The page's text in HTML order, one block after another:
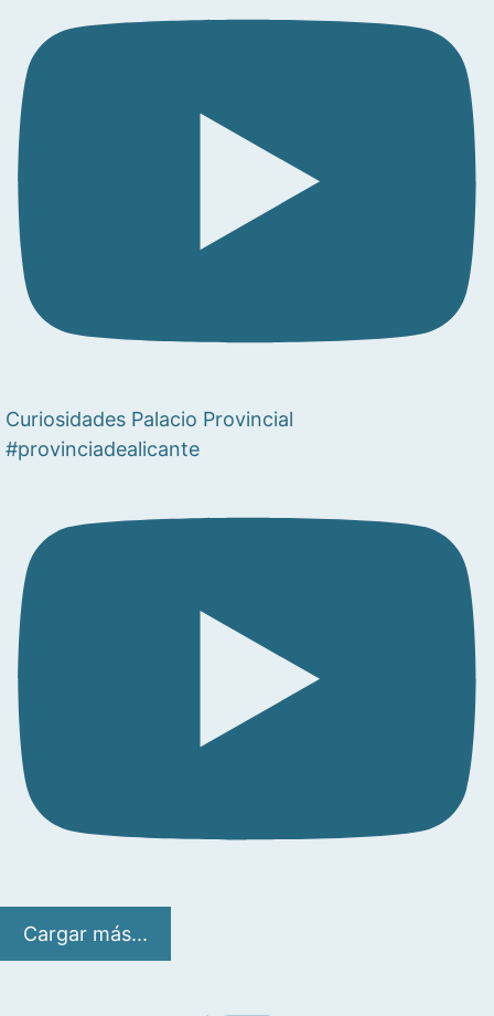
Curiosidades Palacio Provincial
#provinciadealicante
Cargar más...